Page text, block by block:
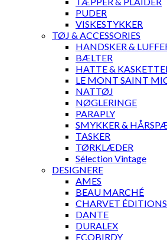
PUDER
VISKESTYKKER
TØJ & ACCESSORIES
HANDSKER &
BÆLTER
HATTE &
LE MONT SAINT
NATTØJ
NØGLERINGE
PARAPLY
SMYKKER &
TASKER
TØRKLÆDER
Sélection Vintage
DESIGNERE
AMES
BEAU MARCHÉ
CHARVET ÉDITIONS
DANTE
DURALEX
ECOBIRDY